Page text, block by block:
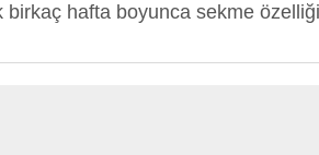
birkaç hafta boyunca sekme